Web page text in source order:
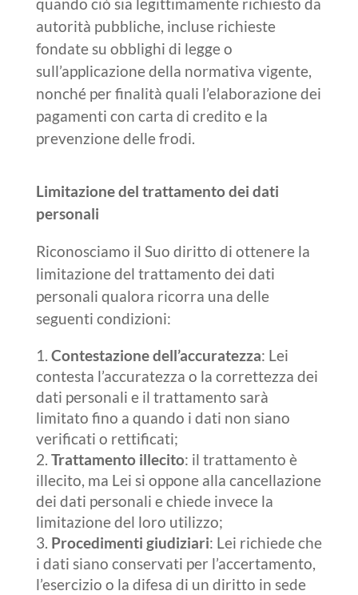
autorità pubbliche, incluse richieste
fondate su obblighi di legge o
sull’applicazione della normativa vigente,
nonché per finalità quali l’elaborazione dei
pagamenti con carta di credito e la
prevenzione delle frodi.
Limitazione del trattamento dei dati
personali
Riconosciamo il Suo diritto di ottenere la
limitazione del trattamento dei dati
personali qualora ricorra una delle
seguenti condizioni:
Contestazione dell’accuratezza: Lei
contesta l’accuratezza o la correttezza dei
dati personali e il trattamento sarà
limitato fino a quando i dati non siano
verificati o rettificati;
Trattamento illecito: il trattamento è
illecito, ma Lei si oppone alla cancellazione
dei dati personali e chiede invece la
limitazione del loro utilizzo;
Procedimenti giudiziari: Lei richiede che
i dati siano conservati per l’accertamento,
l’esercizio o la difesa di un diritto in sede